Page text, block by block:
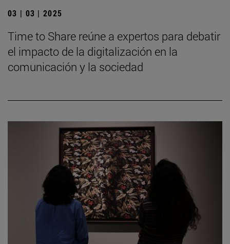
03 | 03 | 2025
Time to Share reúne a expertos para debatir
el impacto de la digitalización en la
comunicación y la sociedad